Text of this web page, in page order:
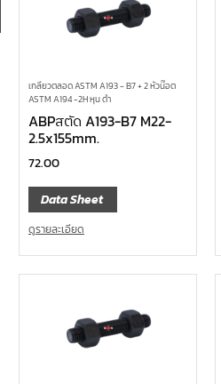
เกลียวตลอด ASTM A193 - B7 + 2 หัวน๊อต
ASTM A194 -2H หุน ดำ
ABPสตัด A193-B7 M22-
2.5x155mm.
72.00
Data Sheet
ดูรายละเอียด